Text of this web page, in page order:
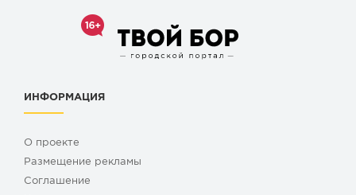
ИНФОРМАЦИЯ
О проекте
Размещение рекламы
Cоглашение